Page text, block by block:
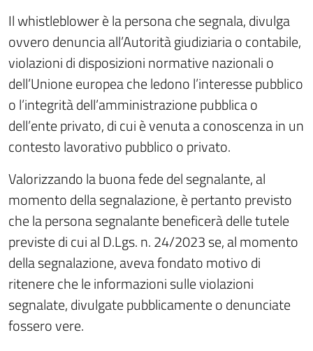
Il whistleblower è la persona che segnala, divulga
ovvero denuncia all’Autorità giudiziaria o contabile,
violazioni di disposizioni normative nazionali o
dell’Unione europea che ledono l’interesse pubblico
o l’integrità dell’amministrazione pubblica o
dell’ente privato, di cui è venuta a conoscenza in un
contesto lavorativo pubblico o privato.
Valorizzando la buona fede del segnalante, al
momento della segnalazione, è pertanto previsto
che la persona segnalante beneficerà delle tutele
previste di cui al D.Lgs. n. 24/2023 se, al momento
della segnalazione, aveva fondato motivo di
ritenere che le informazioni sulle violazioni
segnalate, divulgate pubblicamente o denunciate
fossero vere.